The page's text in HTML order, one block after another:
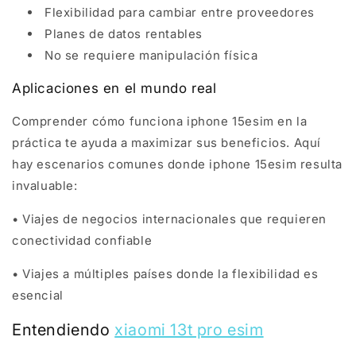
Flexibilidad para cambiar entre proveedores
Planes de datos rentables
No se requiere manipulación física
Aplicaciones en el mundo real
Comprender cómo funciona iphone 15esim en la
práctica te ayuda a maximizar sus beneficios. Aquí
hay escenarios comunes donde iphone 15esim resulta
invaluable:
• Viajes de negocios internacionales que requieren
conectividad confiable
• Viajes a múltiples países donde la flexibilidad es
esencial
Entendiendo xiaomi 13t pro esim